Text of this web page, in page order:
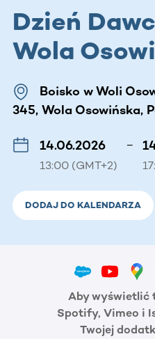
Dzień
Wola
Boisko w Woli
345, Wola Osowińska,
14.06.2026
13:00 (GMT+2)
–
DODAJ DO KALENDARZA
Aby wyświetlić
Spotify, Vimeo i
Twojej